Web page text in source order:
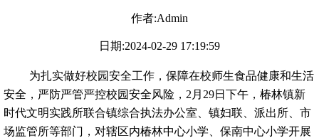
作者:Admin
日期:2024-02-29 17:19:59
为扎实做好校园安全工作，保障在校师生食品健康和生活
安全，严防严管严控校园安全风险，2月29日下午，椿林镇新
时代文明实践所联合镇综合执法办公室、镇妇联、派出所、市
场监管所等部门，对辖区内椿林中心小学、保南中心小学开展